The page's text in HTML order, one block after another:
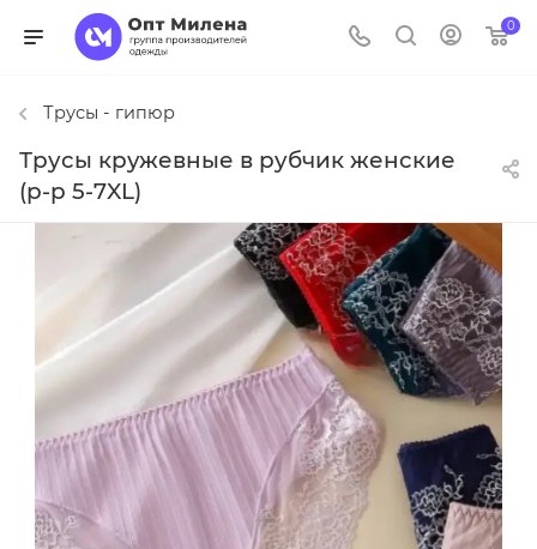
0
Трусы - гипюр
Трусы кружевные в рубчик женские
(р-р 5-7XL)